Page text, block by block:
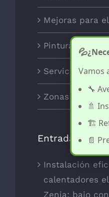
Mejoras para
Pintura y
Servicios
Zonas
Entradas
Instalación
calentadores
Zenia: bajo
💦
Vamos
🔧
🚿
🏗️
📄